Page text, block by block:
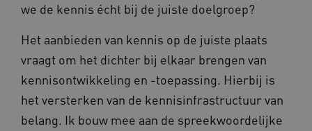
we de kennis écht bij de juiste doelgroep?
Het aanbieden van kennis op de juiste plaats
vraagt om het dichter bij elkaar brengen van
kennisontwikkeling en -toepassing. Hierbij is
het versterken van de kennisinfrastructuur van
belang. Ik bouw mee aan de spreekwoordelijke